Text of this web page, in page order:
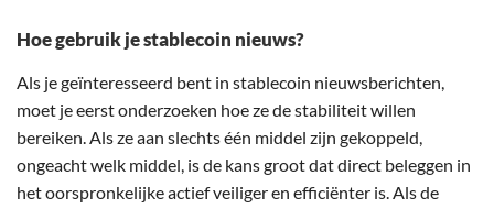
Hoe gebruik je stablecoin nieuws?
Als je geïnteresseerd bent in stablecoin nieuwsberichten,
moet je eerst onderzoeken hoe ze de stabiliteit willen
bereiken. Als ze aan slechts één middel zijn gekoppeld,
ongeacht welk middel, is de kans groot dat direct beleggen in
het oorspronkelijke actief veiliger en efficiënter is. Als de